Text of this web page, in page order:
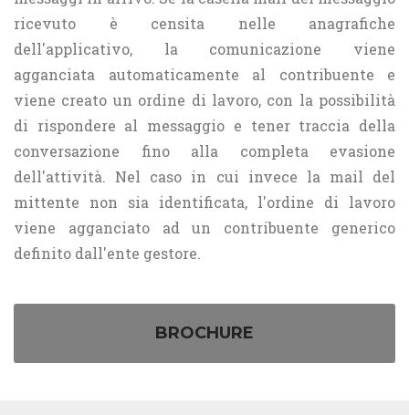
ricevuto è censita nelle anagrafiche
dell'applicativo, la comunicazione viene
agganciata automaticamente al contribuente e
viene creato un ordine di lavoro, con la possibilità
di rispondere al messaggio e tener traccia della
conversazione fino alla completa evasione
dell'attività. Nel caso in cui invece la mail del
mittente non sia identificata, l'ordine di lavoro
viene agganciato ad un contribuente generico
definito dall'ente gestore.
BROCHURE